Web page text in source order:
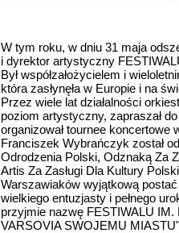
W tym roku, w dniu 31 maja
i dyrektor artystyczny
Był współzałożycielem i
która zasłynęła w Europie i na
Przez wiele lat działalności
poziom artystyczny, zapraszał
organizował tournee
Franciszek Wybrańczyk został
Odrodzenia Polski, Odznaką Za
Artis Za Zasługi Dla Kultury
Warszawiaków wyjątkową
wielkiego entuzjasty i pełnego
przyjmie nazwę FESTIWALU
VARSOVIA SWOJEMU